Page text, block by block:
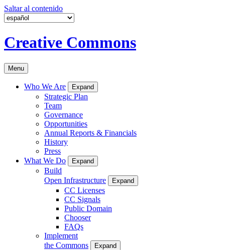
Saltar al contenido
Creative Commons
Menu
Who We Are Expand
Strategic Plan
Team
Governance
Opportunities
Annual Reports & Financials
History
Press
What We Do
Expand
Build
Open Infrastructure
Expand
CC Licenses
CC Signals
Public Domain
Chooser
FAQs
Implement
the Commons
Expand